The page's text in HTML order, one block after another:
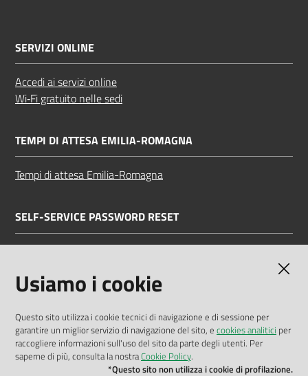
SERVIZI ONLINE
Accedi ai servizi online
Wi‑Fi gratuito nelle sedi
TEMPI DI ATTESA EMILIA-ROMAGNA
Tempi di attesa Emilia-Romagna
SELF-SERVICE PASSWORD RESET
Dichiarazione di accessibilità
Privacy policy
Usiamo i cookie
Questo sito utilizza i cookie tecnici di navigazione e di sessione per
garantire un miglior servizio di navigazione del sito, e cookies analitici per
raccogliere informazioni sull'uso del sito da parte degli utenti. Per
saperne di più, consulta la nostraCookie Policy.
*Questo sito non utilizza i cookie di profilazione.